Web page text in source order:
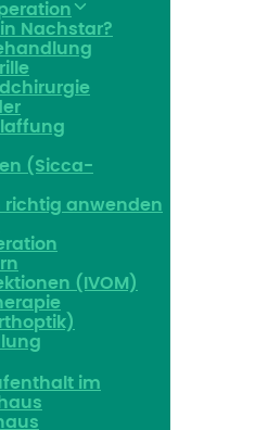
Nachstar?
(Sicca-
richtig anwenden
(IVOM)
im